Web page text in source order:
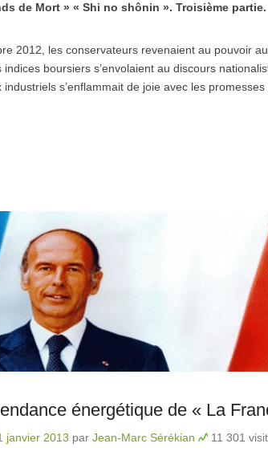
de Mort » « Shi no shônin ». Troisième partie.
2012, les conservateurs revenaient au pouvoir
indices boursiers s’envolaient au discours
industriels s’enflammait de joie avec les
énergétique de « La
janvier 2013 par Jean-Marc Sérékian 11 301